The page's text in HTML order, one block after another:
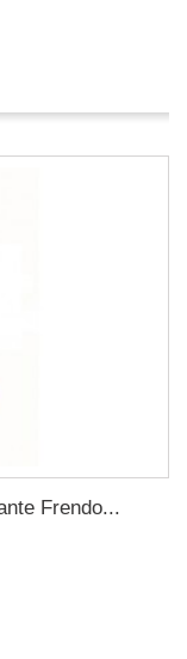
Frendo...